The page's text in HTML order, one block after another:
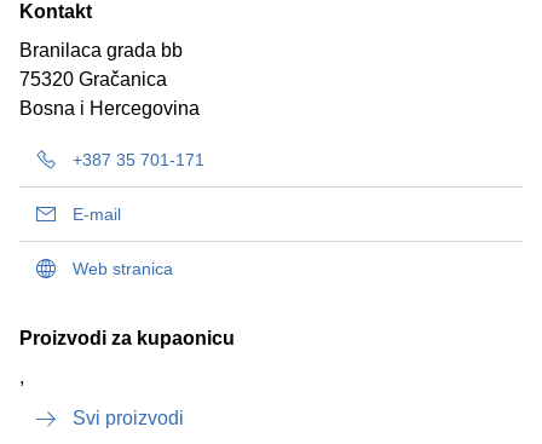
Kontakt
Branilaca grada bb
75320 Gračanica
Bosna i Hercegovina
+387 35 701-171
E-mail
Web stranica
Proizvodi za kupaonicu
,
Svi proizvodi